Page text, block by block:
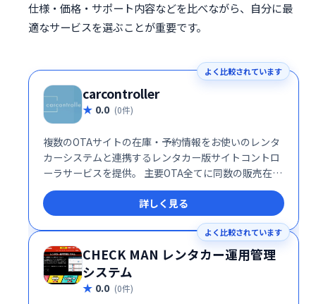
仕様・価格・サポート内容などを比べながら、自分に最
適なサービスを選ぶことが重要です。
よく比較されています
carcontroller
0.0 (0件)
複数のOTAサイトの在庫・予約情報をお使いのレンタ
カーシステムと連携するレンタカー版サイトコントロ
ーラサービスを提供。 主要OTA全てに同数の販売在庫
を掲出（売れたら、全OTAから自動的に売れた数在庫
を下げます）。レンタカー事業者の売上向上に寄与致
します。
詳しく見る
よく比較されています
CHECK MAN レンタカー運用管理
システム
0.0 (0件)